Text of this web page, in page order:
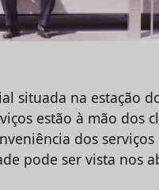
situada na estação
estão à mão dos
dos
pode ser vista nos